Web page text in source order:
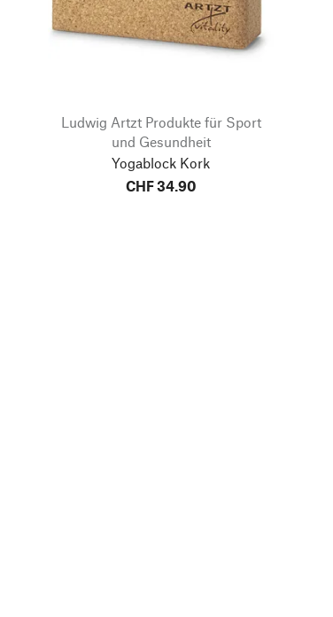
Ludwig Artzt Produkte für Sport
und Gesundheit
Yogablock Kork
CHF 34.90